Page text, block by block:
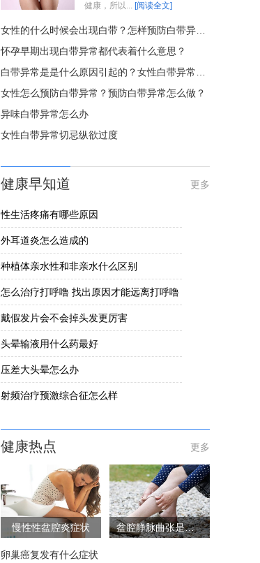
健康，所以... [阅读全文]
女性的什么时候会出现白带？怎样预防白带异常？
怀孕早期出现白带异常都代表着什么意思？
白带异常是是什么原因引起的？女性白带异常怎么办？
女性怎么预防白带异常？预防白带异常怎么做？
异味白带异常怎么办
女性白带异常切忌纵欲过度
健康早知道 更多
性生活疼痛有哪些原因
外耳道炎怎么造成的
种植体亲水性和非亲水什么区别
怎么治疗打呼噜 找出原因才能远离打呼噜
戴假发片会不会掉头发更厉害
头晕输液用什么药最好
压差大头晕怎么办
射频治疗预激综合征怎么样
健康热点 更多
慢性性盆腔炎症状 盆腔静脉曲张是怎么回事
卵巢癌复发有什么症状